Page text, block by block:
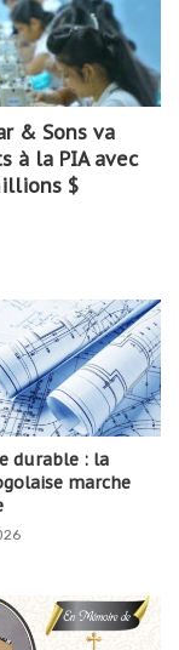
& Sons va
à la PIA avec
$
durable : la
marche